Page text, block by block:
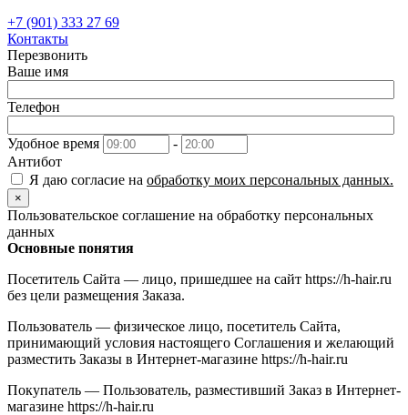
+7 (901) 333 27 69
Контакты
Перезвонить
Ваше имя
Телефон
Удобное время
-
Антибот
Я даю согласие на обработку моих персональных данных.
×
Пользовательское соглашение на обработку персональных
данных
Основные понятия
Посетитель Сайта — лицо, пришедшее на сайт https://h-hair.ru
без цели размещения Заказа.
Пользователь — физическое лицо, посетитель Сайта,
принимающий условия настоящего Соглашения и желающий
разместить Заказы в Интернет-магазине https://h-hair.ru
Покупатель — Пользователь, разместивший Заказ в Интернет-
магазине https://h-hair.ru